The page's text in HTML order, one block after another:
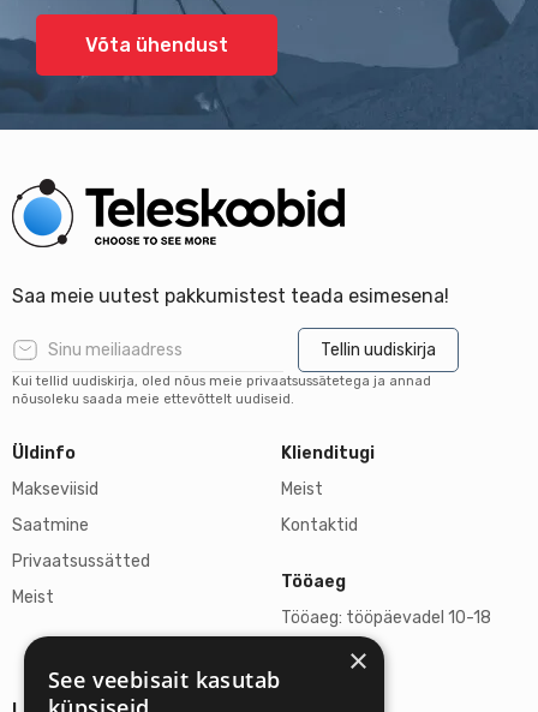
Võta ühendust
Saa meie uutest pakkumistest teada esimesena!
Tellin uudiskirja
Kui tellid uudiskirja, oled nõus meie privaatsussätetega ja annad
nõusoleku saada meie ettevõttelt uudiseid.
Üldinfo
Makseviisid
Saatmine
Privaatsussätted
Meist
Klienditugi
Meist
Kontaktid
Tööaeg
Tööaeg: tööpäevadel 10-18
L, P suletud
×
See veebisait kasutab